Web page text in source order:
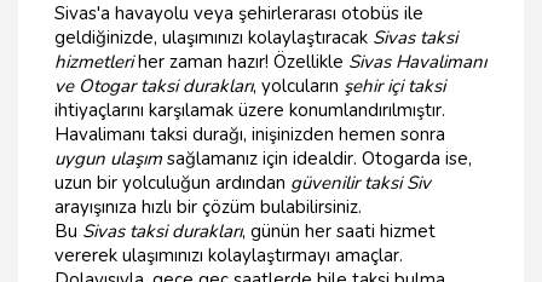
Sivas'a havayolu veya şehirlerarası otobüs ile
geldiğinizde, ulaşımınızı kolaylaştıracak Sivas taksi
hizmetleriher zaman hazır! Özellikle Sivas Havalimanı
ve Otogar taksi durakları, yolcuların şehir içi taksi
ihtiyaçlarını karşılamak üzere konumlandırılmıştır.
Havalimanı taksi durağı, inişinizden hemen sonra
uygun ulaşım sağlamanız için idealdir. Otogarda ise,
uzun bir yolculuğun ardından güvenilir taksi Siv
arayışınıza hızlı bir çözüm bulabilirsiniz.
Bu Sivas taksi durakları, günün her saati hizmet
vererek ulaşımınızı kolaylaştırmayı amaçlar.